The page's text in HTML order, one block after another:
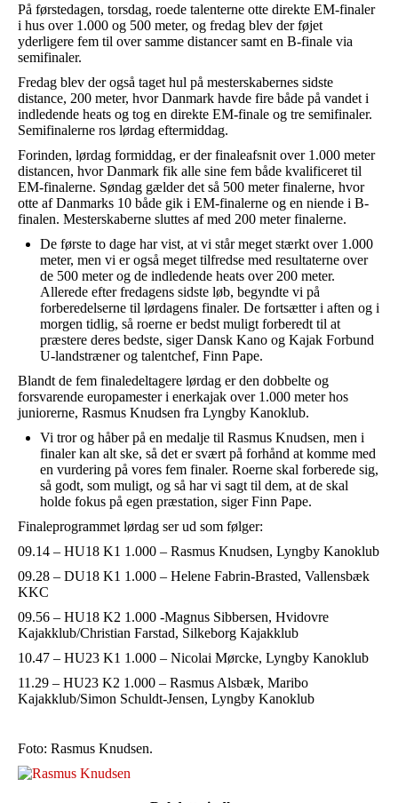
På førstedagen, torsdag, roede talenterne otte direkte EM-finaler
i hus over 1.000 og 500 meter, og fredag blev der føjet
yderligere fem til over samme distancer samt en B-finale via
semifinaler.
Fredag blev der også taget hul på mesterskabernes sidste
distance, 200 meter, hvor Danmark havde fire både på vandet i
indledende heats og tog en direkte EM-finale og tre semifinaler.
Semifinalerne ros lørdag eftermiddag.
Forinden, lørdag formiddag, er der finaleafsnit over 1.000 meter
distancen, hvor Danmark fik alle sine fem både kvalificeret til
EM-finalerne. Søndag gælder det så 500 meter finalerne, hvor
otte af Danmarks 10 både gik i EM-finalerne og en niende i B-
finalen. Mesterskaberne sluttes af med 200 meter finalerne.
De første to dage har vist, at vi står meget stærkt over 1.000
meter, men vi er også meget tilfredse med resultaterne over
de 500 meter og de indledende heats over 200 meter.
Allerede efter fredagens sidste løb, begyndte vi på
forberedelserne til lørdagens finaler. De fortsætter i aften og i
morgen tidlig, så roerne er bedst muligt forberedt til at
præstere deres bedste, siger Dansk Kano og Kajak Forbund
U-landstræner og talentchef, Finn Pape.
Blandt de fem finaledeltagere lørdag er den dobbelte og
forsvarende europamester i enerkajak over 1.000 meter hos
juniorerne, Rasmus Knudsen fra Lyngby Kanoklub.
Vi tror og håber på en medalje til Rasmus Knudsen, men i
finaler kan alt ske, så det er svært på forhånd at komme med
en vurdering på vores fem finaler. Roerne skal forberede sig,
så godt, som muligt, og så har vi sagt til dem, at de skal
holde fokus på egen præstation, siger Finn Pape.
Finaleprogrammet lørdag ser ud som følger:
09.14 – HU18 K1 1.000 – Rasmus Knudsen, Lyngby Kanoklub
09.28 – DU18 K1 1.000 – Helene Fabrin-Brasted, Vallensbæk
KKC
09.56 – HU18 K2 1.000 -Magnus Sibbersen, Hvidovre
Kajakklub/Christian Farstad, Silkeborg Kajakklub
10.47 – HU23 K1 1.000 – Nicolai Mørcke, Lyngby Kanoklub
11.29 – HU23 K2 1.000 – Rasmus Alsbæk, Maribo
Kajakklub/Simon Schuldt-Jensen, Lyngby Kanoklub
Foto: Rasmus Knudsen.